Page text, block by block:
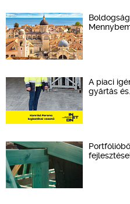
A piaci
gyártás és…